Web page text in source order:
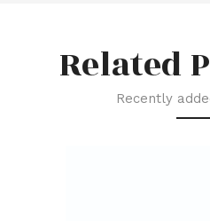
Related
Recently